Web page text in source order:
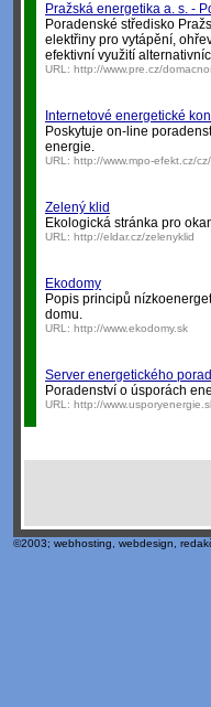
Pražská energetika a. s. -
Poradenské středisko
elektřiny pro vytápění,
efektivní využití
URL: http://www.pre.cz/
Internetové energetické
Poskytuje on-line
energie.
URL: http://www.mpo-efekt.cz/
Zelený klid
Ekologická stránka pro
URL: http://eldar.cz/zelenyklid
Ekodomy
Popis principů
domu.
URL: http://www.ekodomy.sk
Server energetického
Poradenství o úsporách
URL: http://
©2003; webhosting webdesign